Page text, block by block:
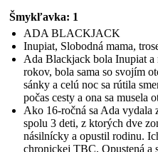
Šmykľavka: 1
ADA BLACKJACK
Inupiat, Slobodná mama,
Ada Blackjack bola Inupiat
rokov, bola sama so svojím
sánky a celú noc sa rútila
počas cesty a ona sa
Ako 16-ročná sa Ada vydala
spolu 3 deti, z ktorých dve
násilnícky a opustil rodinu.
chronickej TBC. Opustená a